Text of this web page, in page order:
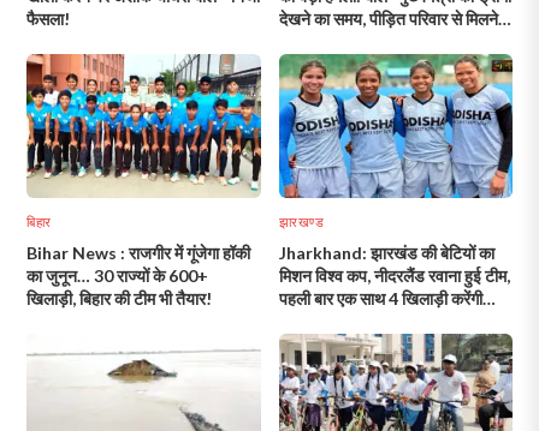
फैसला!
देखने का समय, पीड़ित परिवार से मिलने
बिहार
Bihar News : राजगीर में गूंजेगा हॉकी
का जुनून… 30 राज्यों के 600+
खिलाड़ी, बिहार की टीम भी तैयार!
झारखण्ड
Jharkhand: झारखंड की बेटियों का
मिशन विश्व कप, नीदरलैंड रवाना हुई टीम,
पहली बार एक साथ 4 खिलाड़ी करेंगी